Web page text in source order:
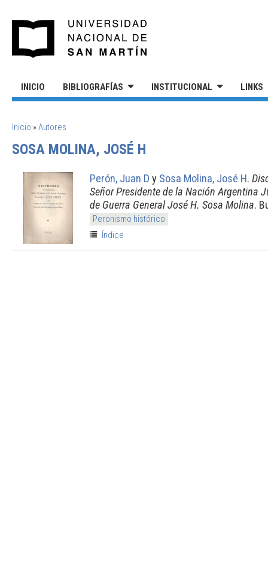
INICIO BIBLIOGRAFÍAS INSTITUCIONAL LINKS
SE ENCUENTRA USTED AQUÍ
Inicio »Autores
SOSA MOLINA, JOSÉ H
Perón, Juan D y Sosa Molina, José H.
Señor Presidente de la Nación Argentina
de Guerra General José H. Sosa Molina.
Peronismo histórico
Índice